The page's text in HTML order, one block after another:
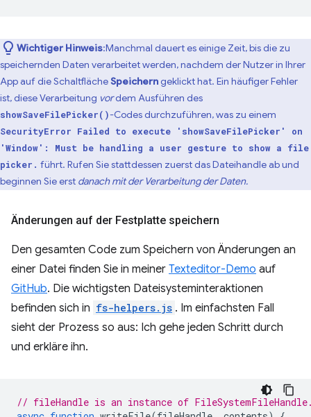
Wichtiger Hinweis:Manchmal dauert es einige Zeit, bis die zu
speichernden Daten verarbeitet werden, nachdem der Nutzer in Ihrer
App auf die SchaltflächeSpeicherngeklickt hat. Ein häufiger Fehler
ist, diese Verarbeitung vordem Ausführen des
showSaveFilePicker()-Codes durchzuführen, was zu einem
SecurityError Failed to execute 'showSaveFilePicker' on
'Window': Must be handling a user gesture to show a file
picker. führt. Rufen Sie stattdessen zuerst das Dateihandle ab und
beginnen Sie erst danach mit der Verarbeitung der Daten.
Änderungen auf der Festplatte speichern
Den gesamten Code zum Speichern von Änderungen an
einer Datei finden Sie in meiner Texteditor-Demo auf
GitHub. Die wichtigsten Dateisysteminteraktionen
befinden sich in fs-helpers.js . Im einfachsten Fall
sieht der Prozess so aus: Ich gehe jeden Schritt durch
und erkläre ihn.
// fileHandle is an instance of